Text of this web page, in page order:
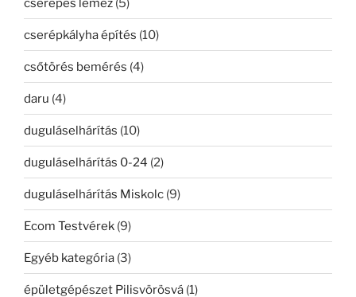
cserepes lemez (5)
cserépkályha építés (10)
csőtörés bemérés (4)
daru (4)
duguláselhárítás (10)
duguláselhárítás 0-24 (2)
duguláselhárítás Miskolc (9)
Ecom Testvérek (9)
Egyéb kategória (3)
épületgépészet Pilisvörösvá (1)